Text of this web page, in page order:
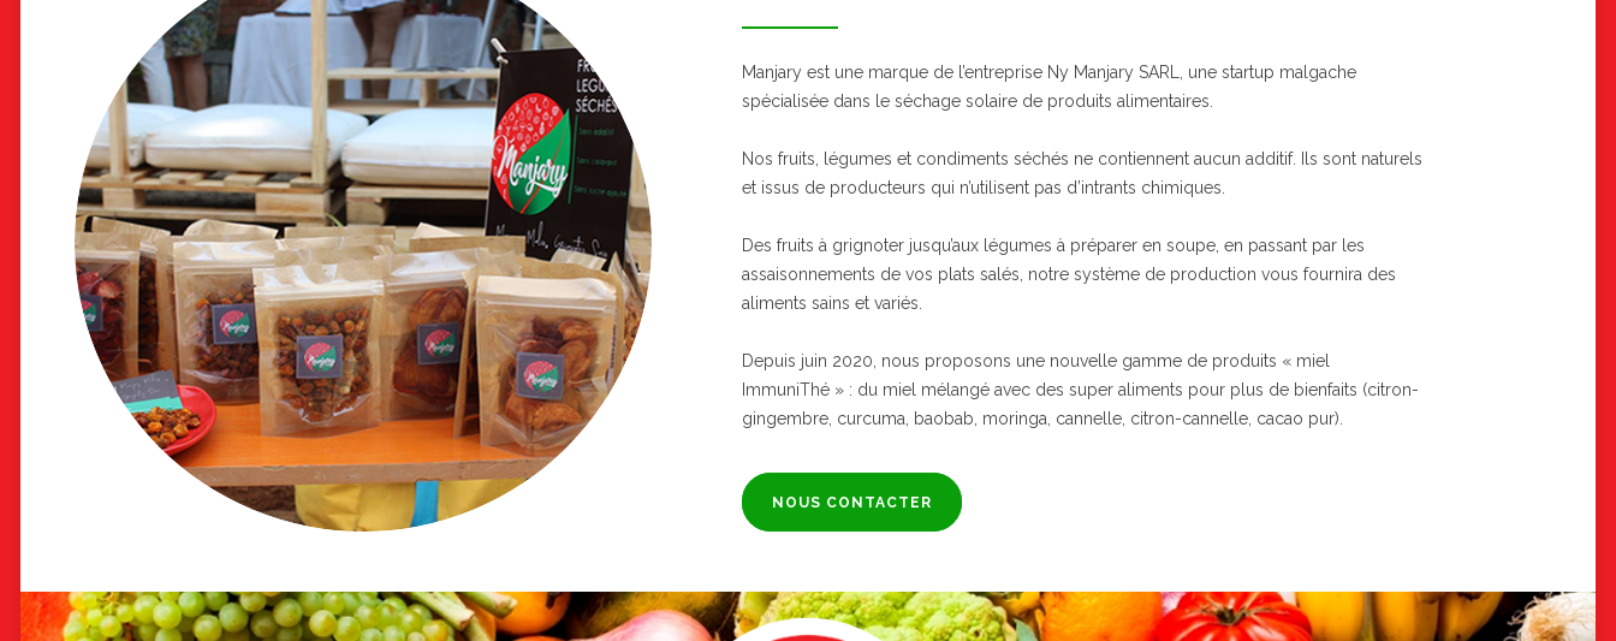
Manjary est une marque de l’entreprise Ny Manjary SARL, une startup malgache
spécialisée dans le séchage solaire de produits alimentaires.
Nos fruits, légumes et condiments séchés ne contiennent aucun additif. Ils sont naturels
et issus de producteurs qui n’utilisent pas d’intrants chimiques.
Des fruits à grignoter jusqu’aux légumes à préparer en soupe, en passant par les
assaisonnements de vos plats salés, notre système de production vous fournira des
aliments sains et variés.
Depuis juin 2020, nous proposons une nouvelle gamme de produits « miel
ImmuniThé » : du miel mélangé avec des super aliments pour plus de bienfaits (citron-
gingembre, curcuma, baobab, moringa, cannelle, citron-cannelle, cacao pur).
NOUS CONTACTER